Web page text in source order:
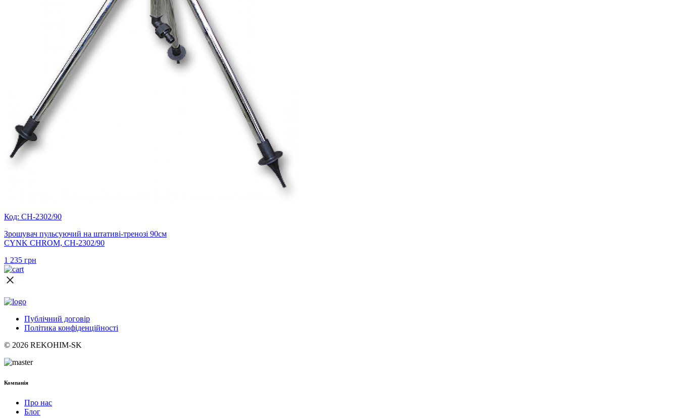
Код: CH-2302/90
Зрошувач пульсуючий на штативі-тренозі 90см
CYNK CHROM, CH-2302/90
1 235 грн
Публічний договір
Політика конфіденційності
© 2026 REKOHIM-SK
Компанія
Про нас
Блог